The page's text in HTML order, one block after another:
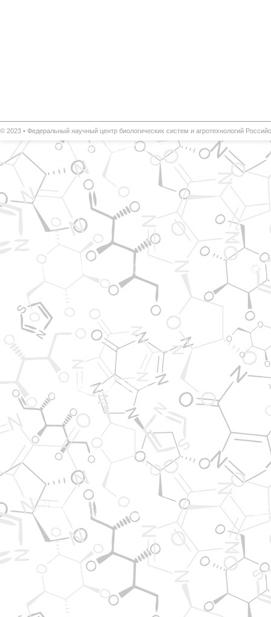
© 2023 • Федеральный научный центр биологических систем и агротехнологий